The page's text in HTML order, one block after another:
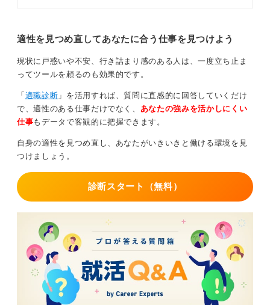
内定辞退が大学に迷惑をかける、という事実はありませ
ん。内定はゴールではなく保険という考え方です。本命
企業を見据え、内定を保持しながら戦略的に就活を進め
0
す。
適性を見つめ直してあなたに合う仕事を見つけよう
現状に戸惑いや不安、行き詰まり感のある人は、一度立ち止ま
ってツールを頼るのも効果的です。
「 適職診断 」を活用すれば、質問に直感的に回答していくだけ
で、適性のある仕事だけでなく、 あなたの強みを活かしにくい
仕事もデータで客観的に把握できます。
自身の適性を見つめ直し、あなたがいきいきと働ける環境を見
つけましょう。
診断スタート（無料）